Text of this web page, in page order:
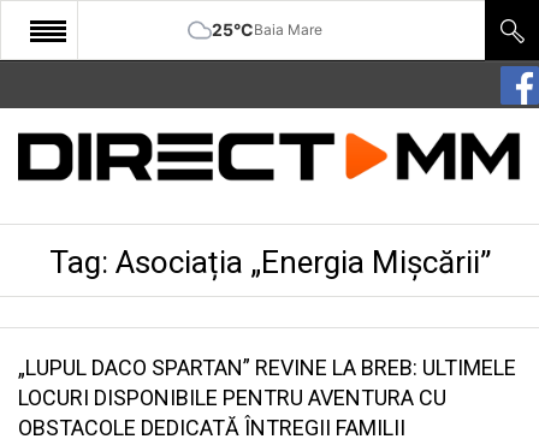
25°CBaia Mare
START
COMUNITATE
CULTURA
SANATATE
SPORT
Tag: Asociația „Energia Mișcării”
„LUPUL DACO SPARTAN” REVINE LA BREB: ULTIMELE
LOCURI DISPONIBILE PENTRU AVENTURA CU
OBSTACOLE DEDICATĂ ÎNTREGII FAMILII